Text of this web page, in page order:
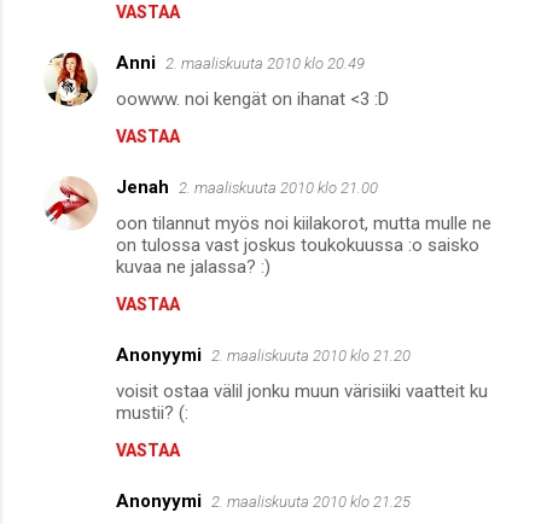
VASTAA
Anni 2. maaliskuuta 2010 klo 20.49
oowww. noi kengät on ihanat <3 :D
VASTAA
Jenah 2. maaliskuuta 2010 klo 21.00
oon tilannut myös noi kiilakorot, mutta mulle ne
on tulossa vast joskus toukokuussa :o saisko
kuvaa ne jalassa? :)
VASTAA
Anonyymi 2. maaliskuuta 2010 klo 21.20
voisit ostaa välil jonku muun värisiiki vaatteit ku
mustii? (:
VASTAA
Anonyymi 2. maaliskuuta 2010 klo 21.25